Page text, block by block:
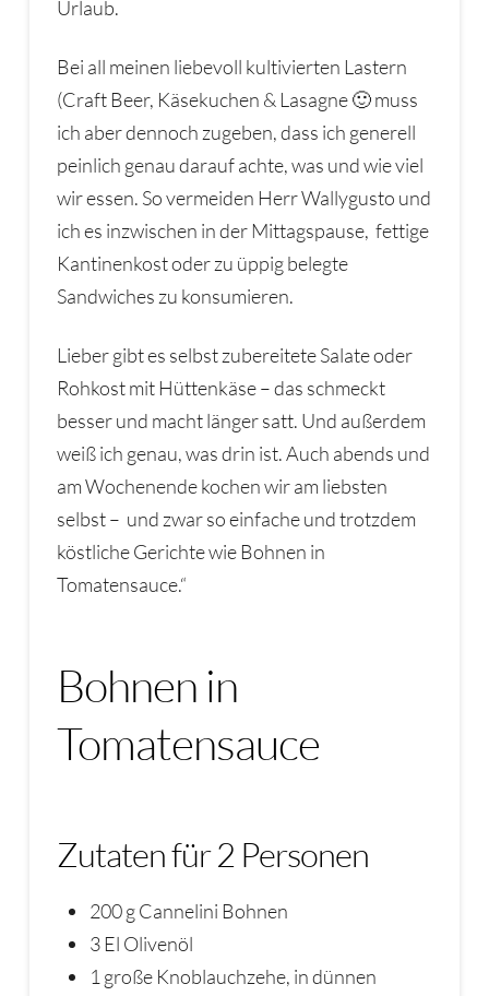
Urlaub.
Bei all meinen liebevoll kultivierten Lastern
(Craft Beer, Käsekuchen & Lasagne 🙂 muss
ich aber dennoch zugeben, dass ich generell
peinlich genau darauf achte, was und wie viel
wir essen. So vermeiden Herr Wallygusto und
ich es inzwischen in der Mittagspause, fettige
Kantinenkost oder zu üppig belegte
Sandwiches zu konsumieren.
Lieber gibt es selbst zubereitete Salate oder
Rohkost mit Hüttenkäse – das schmeckt
besser und macht länger satt. Und außerdem
weiß ich genau, was drin ist. Auch abends und
am Wochenende kochen wir am liebsten
selbst – und zwar so einfache und trotzdem
köstliche Gerichte wie Bohnen in
Tomatensauce.“
Bohnen in
Tomatensauce
Zutaten für 2 Personen
200 g Cannelini Bohnen
3 El Olivenöl
1 große Knoblauchzehe, in dünnen